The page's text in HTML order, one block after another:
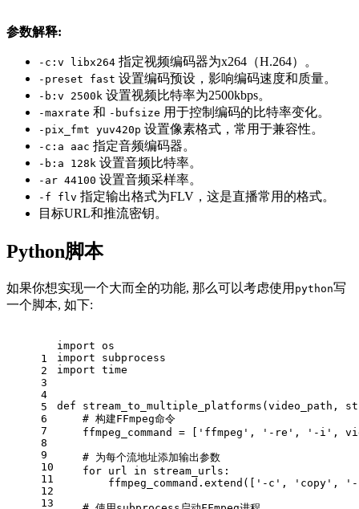
参数解释:
-c:v libx264 指定视频编码器为x264（H.264）。
-preset fast 设置编码预设，影响编码速度和质量。
-b:v 2500k 设置视频比特率为2500kbps。
-maxrate 和 -bufsize 用于控制编码的比特率变化。
-pix_fmt yuv420p 设置像素格式，常用于兼容性。
-c:a aac 指定音频编码器。
-b:a 128k 设置音频比特率。
-ar 44100 设置音频采样率。
-f flv 指定输出格式为FLV，这是直播常用的格式。
目标URL和推流密钥。
Python脚本
如果你想实现一个大而全的功能, 那么可以考虑使用 python写
一个脚本, 如下:
1
2
3
4
5
6
7
8
9
10
11
12
13
import os
import subprocess
import time
def stream_to_multiple_platforms (video_path,
# 构建FFmpeg命令
    ffmpeg_command = [
'ffmpeg' , '-re' , '-i' ,
# 为每个流地址添加输出参数
for url in stream_urls:
        ffmpeg_command.extend([
'-c' , 'copy' ,